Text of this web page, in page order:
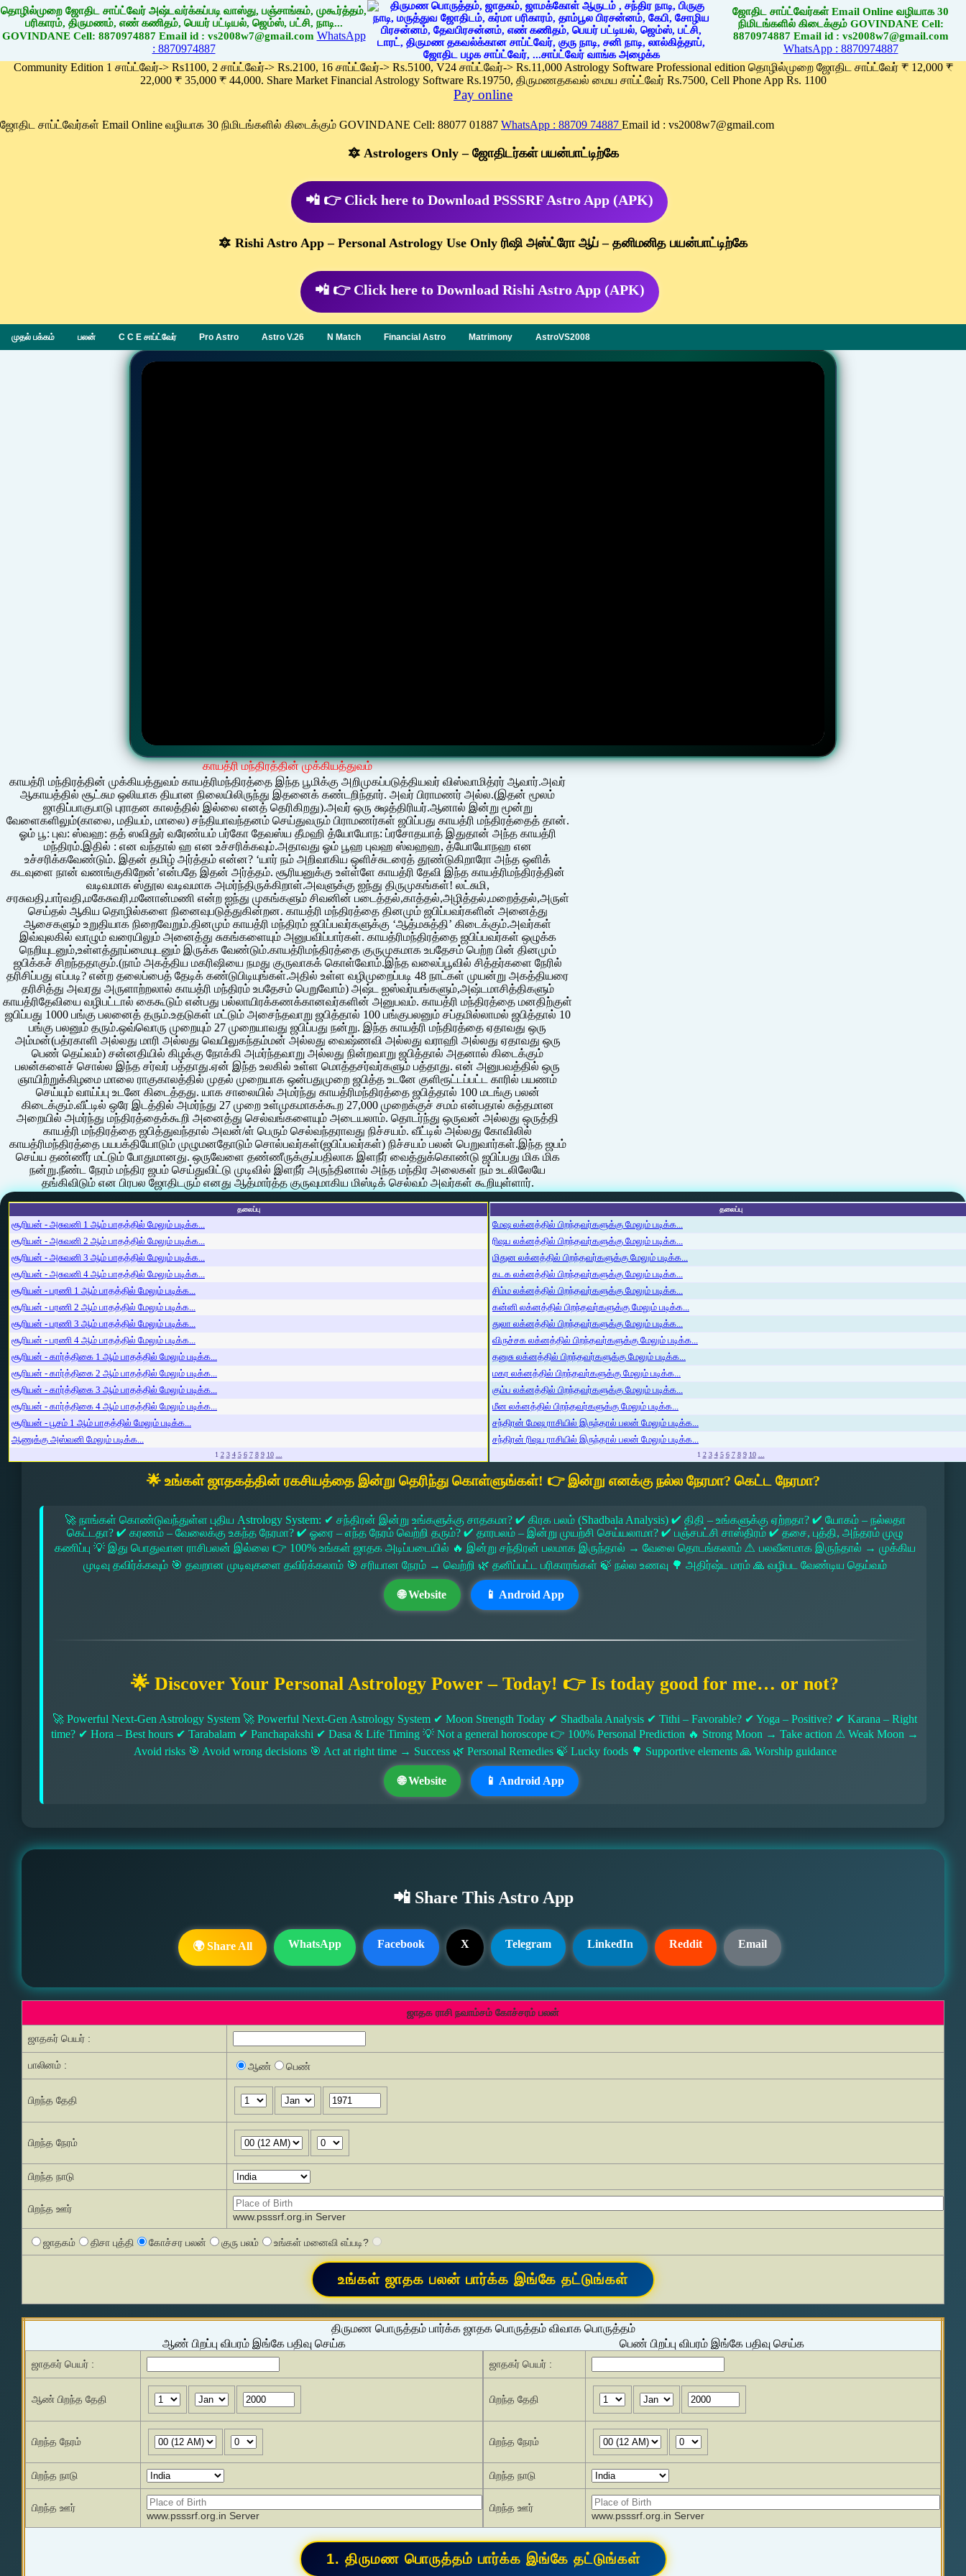
தொழில்முறை ஜோதிட சாப்ட்வேர் அஷ்டவர்க்கப்படி வாஸ்து, பஞ்சாங்கம், முகூர்த்தம்,
பரிகாரம், திருமணம், எண் கணிதம், பெயர் பட்டியல், ஜெம்ஸ், பட்சி, நாடி...
GOVINDANE Cell: 8870974887 Email id : vs2008w7@gmail.com WhatsApp
: 8870974887
ஜோதிட சாப்ட்வேர்கள் Email Online வழியாக 30
நிமிடங்களில் கிடைக்கும் GOVINDANE Cell:
8870974887 Email id : vs2008w7@gmail.com
WhatsApp : 8870974887
Community Edition 1 சாப்ட்வேர்-> Rs1100, 2 சாப்ட்வேர்-> Rs.2100, 16 சாப்ட்வேர்-> Rs.5100, V24 சாப்ட்வேர்-> Rs.11,000 Astrology Software Professional edition தொழில்முறை ஜோதிட சாப்ட்வேர் ₹ 12,000 ₹
22,000 ₹ 35,000 ₹ 44,000. Share Market Financial Astrology Software Rs.19750, திருமணதகவல் மைய சாப்ட்வேர் Rs.7500, Cell Phone App Rs. 1100
Pay online
ஜோதிட சாப்ட்வேர்கள் Email Online வழியாக 30 நிமிடங்களில் கிடைக்கும் GOVINDANE Cell: 88077 01887 WhatsApp : 88709 74887 Email id : vs2008w7@gmail.com
🔯 Astrologers Only – ஜோதிடர்கள் பயன்பாட்டிற்கே
📲 👉 Click here to Download PSSSRF Astro App (APK)
🔯 Rishi Astro App – Personal Astrology Use Only ரிஷி அஸ்ட்ரோ ஆப் – தனிமனித பயன்பாட்டிற்கே
📲 👉 Click here to Download Rishi Astro App (APK)
முதல் பக்கம் பலன் C C E சாப்ட்வேர் Pro Astro Astro V.26 N Match Financial Astro Matrimony AstroVS2008
காயத்ரி மந்திரத்தின் முக்கியத்துவம்
காயத்ரி மந்திரத்தின் முக்கியத்துவம் காயத்ரிமந்திரத்தை இந்த பூமிக்கு அறிமுகப்படுத்தியவர் விஸ்வாமித்ரர் ஆவார்.அவர்
ஆகாயத்தில் சூட்சும ஒலியாக தியான நிலையிலிருந்து இதனைக் கண்டறிந்தார். அவர் பிராமணர் அல்ல.(இதன் மூலம்
ஜாதிப்பாகுபாடு புராதன காலத்தில் இல்லை எனத் தெரிகிறது).அவர் ஒரு க்ஷத்திரியர்.ஆனால் இன்று மூன்று
வேளைகளிலும்(காலை, மதியம், மாலை) சந்தியாவந்தனம் செய்துவரும் பிராமணர்கள் ஜபிப்பது காயத்ரி மந்திரத்தைத் தான்.
ஓம் பூ: புவ: ஸ்வஹ: தத் ஸவிதுர் வரேண்யம் பர்கோ தேவஸ்ய தீமஹி த்யோயோந: ப்ரசோதயாத் இதுதான் அந்த காயத்ரி
மந்திரம்.இதில் : என வந்தால் ஹ என உச்சரிக்கவும்.அதாவது ஓம் பூஹ புவஹ ஸ்வஹஹ, த்யோயோநஹ என
உச்சரிக்கவேண்டும். இதன் தமிழ் அர்த்தம் என்ன? ‘யார் நம் அறிவாகிய ஒளிச்சுடரைத் தூண்டுகிறாரோ அந்த ஒளிக்
கடவுளை நான் வணங்குகிறேன்’என்பதே இதன் அர்த்தம். சூரியனுக்கு உள்ள்ளே காயத்ரி தேவி இந்த காயத்ரிமந்திரத்தின்
வடிவமாக ஸ்தூல வடிவமாக அமர்ந்திருக்கிறாள்.அவளுக்கு ஐந்து திருமுகங்கள்! லட்சுமி,
சரசுவதி,பார்வதி,மகேசுவரி,மனோன்மணி என்ற ஐந்து முகங்களும் சிவனின் படைத்தல்,காத்தல்,அழித்தல்,மறைத்தல்,அருள்
செய்தல் ஆகிய தொழில்களை நினைவுபடுத்துகின்றன. காயத்ரி மந்திரத்தை தினமும் ஜபிப்பவர்களின் அனைத்து
ஆசைகளும் உறுதியாக நிறைவேறும்.தினமும் காயத்ரி மந்திரம் ஜபிப்பவர்களுக்கு ‘ஆத்மசுத்தி’ கிடைக்கும்.அவர்கள்
இவ்வுலகில் வாழும் வரையிலும் அனைத்து சுகங்களையும் அனுபவிப்பார்கள். காயத்ரிமந்திரத்தை ஜபிப்பவர்கள் ஒழுக்க
நெறியுடனும்,உள்ளத்தூய்மையுடனும் இருக்க வேண்டும்.காயத்ரிமந்திரத்தை குருமுகமாக உபதேசம் பெற்ற பின் தினமும்
ஜபிக்கச் சிறந்ததாகும்.(நாம் அகத்திய மகரிஷியை நமது குருவாகக் கொள்வோம்.இந்த வலைப்பூவில் சித்தர்களை நேரில்
தரிசிப்பது எப்படி? என்ற தலைப்பைத் தேடிக் கண்டுபிடியுங்கள்.அதில் உள்ள வழிமுறைப்படி 48 நாட்கள் முயன்று அகத்தியரை
தரிசித்து அவரது அருளாற்றலால் காயத்ரி மந்திரம் உபதேசம் பெறுவோம்) அஷ்ட ஐஸ்வர்யங்களும்,அஷ்டமாசித்திகளும்
காயத்ரிதேவியை வழிபட்டால் கைகூடும் என்பது பல்லாயிரக்கணக்கானவர்களின் அனுபவம். காயத்ரி மந்திரத்தை மனதிற்குள்
ஜபிப்பது 1000 பங்கு பலனைத் தரும்.உதடுகள் மட்டும் அசைந்தவாறு ஜபித்தால் 100 பங்குபலனும் சப்தமில்லாமல் ஜபித்தால் 10
பங்கு பலனும் தரும்.ஒவ்வொரு முறையும் 27 முறையாவது ஜபிப்பது நன்று. இந்த காயத்ரி மந்திரத்தை ஏதாவது ஒரு
அம்மன்(பத்ரகாளி அல்லது மாரி அல்லது வெயிலுகந்தம்மன் அல்லது வைஷ்ணவி அல்லது வராஹி அல்லது ஏதாவது ஒரு
பெண் தெய்வம்) சன்னதியில் கிழக்கு நோக்கி அமர்ந்தவாறு அல்லது நின்றவாறு ஜபித்தால் அதனால் கிடைக்கும்
பலன்களைச் சொல்ல இந்த சர்வர் பத்தாது.ஏன் இந்த உலகில் உள்ள மொத்தசர்வர்களும் பத்தாது. என் அனுபவத்தில் ஒரு
ஞாயிற்றுக்கிழமை மாலை ராகுகாலத்தில் முதல் முறையாக ஒன்பதுமுறை ஜபித்த உடனே குளிரூட்டப்பட்ட காரில் பயணம்
செய்யும் வாய்ப்பு உடனே கிடைத்தது. யாக சாலையில் அமர்ந்து காயத்ரிமந்திரத்தை ஜபித்தால் 100 மடங்கு பலன்
கிடைக்கும்.வீட்டில் ஒரே இடத்தில் அமர்ந்து 27 முறை உள்முகமாகக்கூற 27,000 முறைக்குச் சமம் என்பதால் சுத்தமான
அறையில் அமர்ந்து மந்திரத்தைக்கூறி அனைத்து செல்வங்களையும் அடையலாம். தொடர்ந்து ஒருவன் அல்லது ஒருத்தி
காயத்ரி மந்திரத்தை ஜபித்துவந்தால் அவன்/ள் பெரும் செல்வந்தராவது நிச்சயம். வீட்டில் அல்லது கோவிலில்
காயத்ரிமந்திரத்தை பயபக்தியோடும் முழுமனதோடும் சொல்பவர்கள்(ஜபிப்பவர்கள்) நிச்சயம் பலன் பெறுவார்கள்.இந்த ஜபம்
செய்ய தண்ணீர் மட்டும் போதுமானது. ஒருவேளை தண்ணீருக்குப்பதிலாக இளநீர் வைத்துக்கொண்டு ஜபிப்பது மிக மிக
நன்று.நீண்ட நேரம் மந்திர ஜபம் செய்துவிட்டு முடிவில் இளநீர் அருந்தினால் அந்த மந்திர அலைகள் நம் உடலிலேயே
தங்கிவிடும் என பிரபல ஜோதிடரும் எனது ஆத்மார்த்த குருவுமாகிய மிஸ்டிக் செல்வம் அவர்கள் கூறியுள்ளார்.
தலைப்பு
சூரியன் - அசுவனி 1 ஆம் பாதத்தில் மேலும் படிக்க...
சூரியன் - அசுவனி 2 ஆம் பாதத்தில் மேலும் படிக்க...
சூரியன் - அசுவனி 3 ஆம் பாதத்தில் மேலும் படிக்க...
சூரியன் - அசுவனி 4 ஆம் பாதத்தில் மேலும் படிக்க...
சூரியன் - பரணி 1 ஆம் பாதத்தில் மேலும் படிக்க...
சூரியன் - பரணி 2 ஆம் பாதத்தில் மேலும் படிக்க...
சூரியன் - பரணி 3 ஆம் பாதத்தில் மேலும் படிக்க...
சூரியன் - பரணி 4 ஆம் பாதத்தில் மேலும் படிக்க...
சூரியன் - கார்த்திகை 1 ஆம் பாதத்தில் மேலும் படிக்க...
சூரியன் - கார்த்திகை 2 ஆம் பாதத்தில் மேலும் படிக்க...
சூரியன் - கார்த்திகை 3 ஆம் பாதத்தில் மேலும் படிக்க...
சூரியன் - கார்த்திகை 4 ஆம் பாதத்தில் மேலும் படிக்க...
சூரியன் - பூசம் 1 ஆம் பாதத்தில் மேலும் படிக்க...
ஆணுக்கு அஸ்வனி மேலும் படிக்க...
1 2 3 4 5 6 7 8 9 10 ...
தலைப்பு
மேஷ லக்னத்தில் பிறந்தவர்களுக்கு மேலும் படிக்க...
ரிஷப லக்னத்தில் பிறந்தவர்களுக்கு மேலும் படிக்க...
மிதுன லக்னத்தில் பிறந்தவர்களுக்கு மேலும் படிக்க...
கடக லக்னத்தில் பிறந்தவர்களுக்கு மேலும் படிக்க...
சிம்ம லக்னத்தில் பிறந்தவர்களுக்கு மேலும் படிக்க...
கன்னி லக்னத்தில் பிறந்தவர்களுக்கு மேலும் படிக்க...
துலா லக்னத்தில் பிறந்தவர்களுக்கு மேலும் படிக்க...
விருச்சக லக்னத்தில் பிறந்தவர்களுக்கு மேலும் படிக்க...
தனுசு லக்னத்தில் பிறந்தவர்களுக்கு மேலும் படிக்க...
மகர லக்னத்தில் பிறந்தவர்களுக்கு மேலும் படிக்க...
கும்ப லக்னத்தில் பிறந்தவர்களுக்கு மேலும் படிக்க...
மீன லக்னத்தில் பிறந்தவர்களுக்கு மேலும் படிக்க...
சந்திரன் மேஷ ராசியில் இருந்தால் பலன் மேலும் படிக்க...
சந்திரன் ரிஷப ராசியில் இருந்தால் பலன் மேலும் படிக்க...
1 2 3 4 5 6 7 8 9 10 ...
🌟 உங்கள் ஜாதகத்தின் ரகசியத்தை இன்று தெரிந்து கொள்ளுங்கள்! 👉 இன்று எனக்கு நல்ல நேரமா? கெட்ட நேரமா?
🚀 நாங்கள் கொண்டுவந்துள்ள புதிய Astrology System: ✔ சந்திரன் இன்று உங்களுக்கு சாதகமா? ✔ கிரக பலம் (Shadbala Analysis) ✔ திதி – உங்களுக்கு ஏற்றதா? ✔ யோகம் – நல்லதா
கெட்டதா? ✔ கரணம் – வேலைக்கு உகந்த நேரமா? ✔ ஓரை – எந்த நேரம் வெற்றி தரும்? ✔ தாரபலம் – இன்று முயற்சி செய்யலாமா? ✔ பஞ்சபட்சி சாஸ்திரம் ✔ தசை, புத்தி, அந்தரம் முழு
கணிப்பு 💡 இது பொதுவான ராசிபலன் இல்லை 👉 100% உங்கள் ஜாதக அடிப்படையில் 🔥 இன்று சந்திரன் பலமாக இருந்தால் → வேலை தொடங்கலாம் ⚠ பலவீனமாக இருந்தால் → முக்கிய
முடிவு தவிர்க்கவும் 🎯 தவறான முடிவுகளை தவிர்க்கலாம் 🎯 சரியான நேரம் → வெற்றி 🌿 தனிப்பட்ட பரிகாரங்கள் 🍃 நல்ல உணவு 🌳 அதிர்ஷ்ட மரம் 🙏 வழிபட வேண்டிய தெய்வம்
🌐 Website 📱 Android App
🌟 Discover Your Personal Astrology Power – Today! 👉 Is today good for me… or not?
🚀 Powerful Next-Gen Astrology System 🚀 Powerful Next-Gen Astrology System ✔ Moon Strength Today ✔ Shadbala Analysis ✔ Tithi – Favorable? ✔ Yoga – Positive? ✔ Karana – Right
time? ✔ Hora – Best hours ✔ Tarabalam ✔ Panchapakshi ✔ Dasa & Life Timing 💡 Not a general horoscope 👉 100% Personal Prediction 🔥 Strong Moon → Take action ⚠ Weak Moon →
Avoid risks 🎯 Avoid wrong decisions 🎯 Act at right time → Success 🌿 Personal Remedies 🍃 Lucky foods 🌳 Supportive elements 🙏 Worship guidance
🌐 Website 📱 Android App
📲 Share This Astro App
🌍 Share All WhatsApp Facebook X Telegram LinkedIn Reddit Email
ஜாதக ராசி நவாம்சம் கோச்சரம் பலன்
ஜாதகர் பெயர் :
பாலினம் : ஆண் பெண்
பிறந்த தேதி
பிறந்த நேரம்
பிறந்த நாடு
பிறந்த ஊர்
www.psssrf.org.in Server
ஜாதகம் திசா புத்தி கோச்சர பலன் குரு பலம் உங்கள் மனைவி எப்படி?
திருமண பொருத்தம் பார்க்க ஜாதக பொருத்தம் விவாக பொருத்தம்
ஆண் பிறப்பு விபரம் இங்கே பதிவு செய்க
பெண் பிறப்பு விபரம் இங்கே பதிவு செய்க
ஜாதகர் பெயர் :
ஆண் பிறந்த தேதி
பிறந்த நேரம்
பிறந்த நாடு
பிறந்த ஊர்
www.psssrf.org.in Server
ஜாதகர் பெயர் :
பிறந்த தேதி
பிறந்த நேரம்
பிறந்த நாடு
பிறந்த ஊர்
www.psssrf.org.in Server